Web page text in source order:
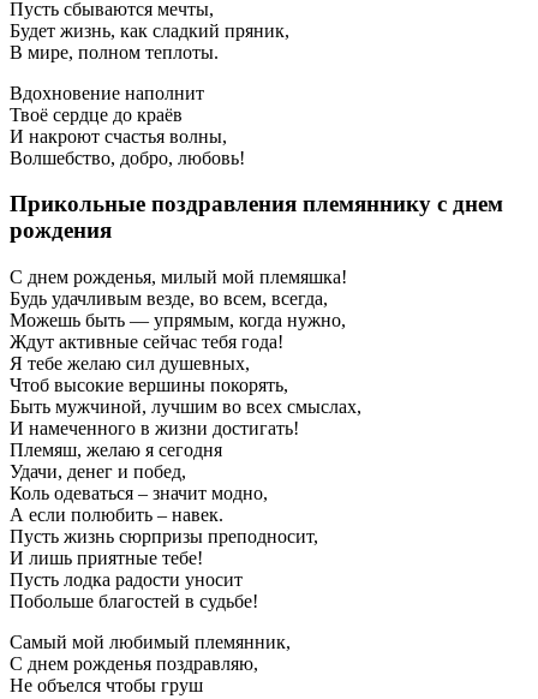
Пусть сбываются мечты,
Будет жизнь, как сладкий пряник,
В мире, полном теплоты.
Вдохновение наполнит
Твоё сердце до краёв
И накроют счастья волны,
Волшебство, добро, любовь!
Прикольные поздравления племяннику с днем
рождения
С днем рожденья, милый мой племяшка!
Будь удачливым везде, во всем, всегда,
Можешь быть — упрямым, когда нужно,
Ждут активные сейчас тебя года!
Я тебе желаю сил душевных,
Чтоб высокие вершины покорять,
Быть мужчиной, лучшим во всех смыслах,
И намеченного в жизни достигать!
Племяш, желаю я сегодня
Удачи, денег и побед,
Коль одеваться – значит модно,
А если полюбить – навек.
Пусть жизнь сюрпризы преподносит,
И лишь приятные тебе!
Пусть лодка радости уносит
Побольше благостей в судьбе!
Самый мой любимый племянник,
С днем рожденья поздравляю,
Не объелся чтобы груш